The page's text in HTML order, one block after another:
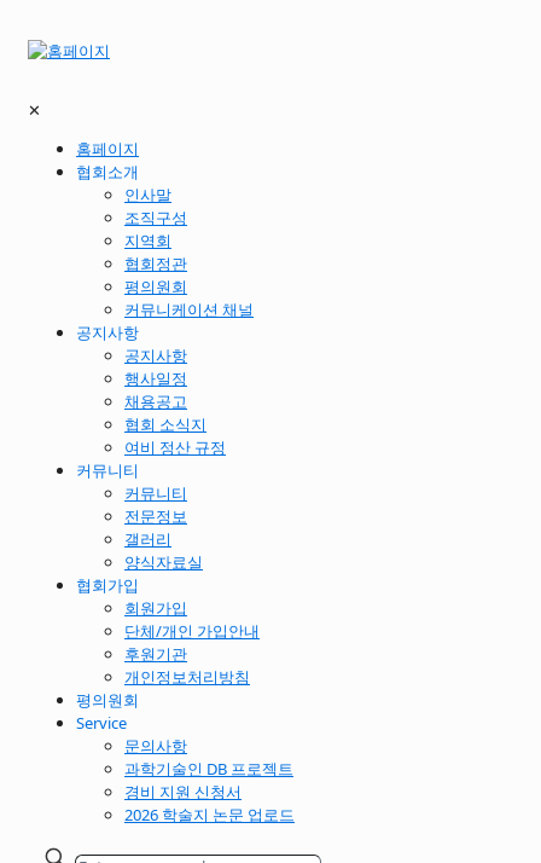
✕
홈페이지
협회소개
인사말
조직구성
지역회
협회정관
평의원회
커뮤니케이션 채널
공지사항
공지사항
행사일정
채용공고
협회 소식지
여비 정산 규정
커뮤니티
커뮤니티
전문정보
갤러리
양식자료실
협회가입
회원가입
단체/개인 가입안내
후원기관
개인정보처리방침
평의원회
Service
문의사항
과학기술인 DB 프로젝트
경비 지원 신청서
2026 학술지 논문 업로드